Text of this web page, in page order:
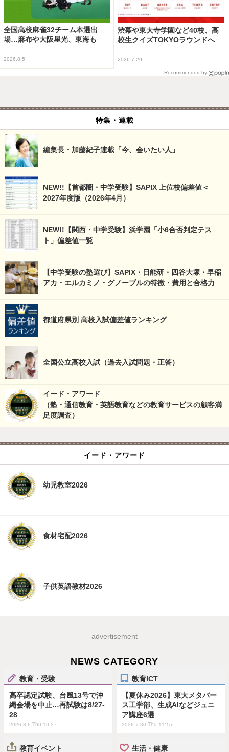
全国高校麻雀32チーム本選出
場…麻布や大阪星光、東海も
2026.8.5
渋幕や東大寺学園など40校、高
校生クイズTOKYOラウンドへ
2026.7.29
Recommended by
特集・連載
編集長・加藤紀子連載「今、会いたい人」
NEW!!【首都圏・中学受験】SAPIX 上位校偏差値＜
2027年度版（2026年4月）
NEW!!【関西・中学受験】浜学園「小6合否判定テス
ト」偏差値一覧
【中学受験の塾選び】SAPIX・日能研・四谷大塚・早稲
アカ・エルカミノ・グノーブルの特徴・費用と合格力
都道府県別 高校入試偏差値ランキング
全国公立高校入試（過去入試問題・正答）
イード・アワード
（塾・通信教育・英語教育などの教育サービスの顧客満
足度調査）
イード・アワード
幼児教室2026
食材宅配2026
子供英語教材2026
advertisement
NEWS CATEGORY
教育・受験
高卒認定試験、台風13号で沖
縄会場を中止…再試験は8/27-
28
2026.8.6 Thu 10:27
教育ICT
【夏休み2026】東大メタバー
ス工学部、生成AIなどジュニ
ア講座6選
2026.7.30 Thu 11:15
教育イベント 生活・健康